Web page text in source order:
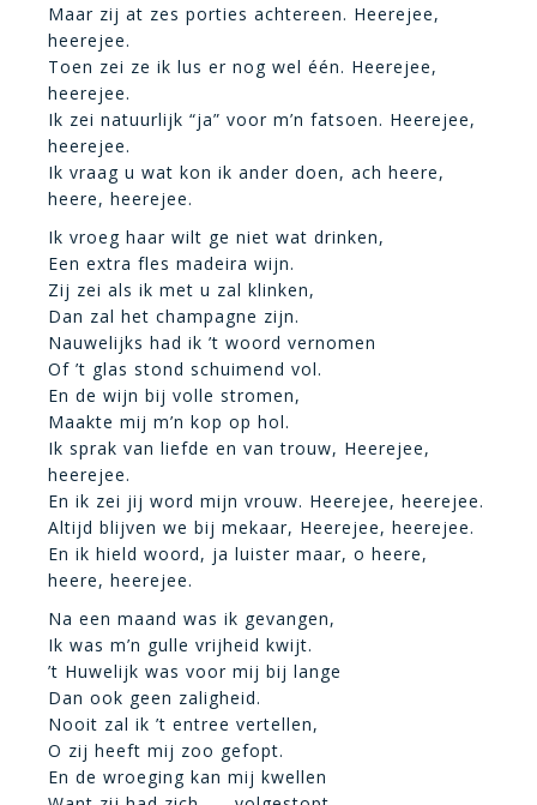
Maar zij at zes porties achtereen. Heerejee,
heerejee.
Toen zei ze ik lus er nog wel één. Heerejee,
heerejee.
Ik zei natuurlijk “ja” voor m’n fatsoen. Heerejee,
heerejee.
Ik vraag u wat kon ik ander doen, ach heere,
heere, heerejee.
Ik vroeg haar wilt ge niet wat drinken,
Een extra fles madeira wijn.
Zij zei als ik met u zal klinken,
Dan zal het champagne zijn.
Nauwelijks had ik ’t woord vernomen
Of ’t glas stond schuimend vol.
En de wijn bij volle stromen,
Maakte mij m’n kop op hol.
Ik sprak van liefde en van trouw, Heerejee,
heerejee.
En ik zei jij word mijn vrouw. Heerejee, heerejee.
Altijd blijven we bij mekaar, Heerejee, heerejee.
En ik hield woord, ja luister maar, o heere,
heere, heerejee.
Na een maand was ik gevangen,
Ik was m’n gulle vrijheid kwijt.
’t Huwelijk was voor mij bij lange
Dan ook geen zaligheid.
Nooit zal ik ’t entree vertellen,
O zij heeft mij zoo gefopt.
En de wroeging kan mij kwellen